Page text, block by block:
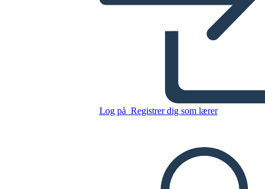
Log på Registrer dig som lærer
Arkusz Kalendarium Tęcza
LAVE ET STORYBOARD